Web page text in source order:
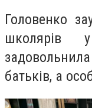
Головенко
школярів
батьків, а